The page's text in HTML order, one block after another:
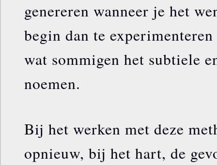
genereren wanneer je het
begin dan te
wat sommigen het subtiele
noemen.
Bij het werken met deze
opnieuw, bij het hart, de